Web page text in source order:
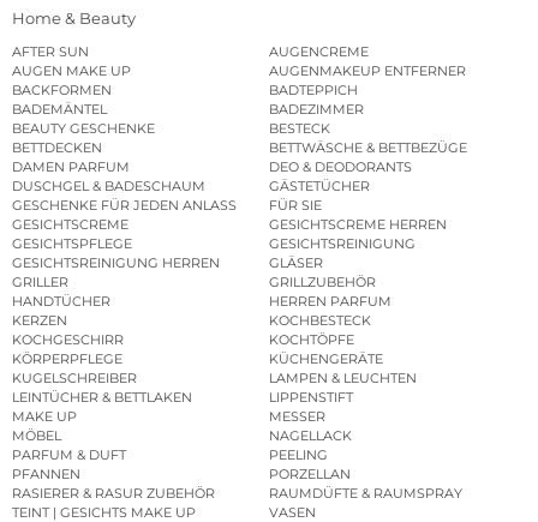
Home & Beauty
AFTER SUN
AUGENCREME
AUGEN MAKE UP
AUGENMAKEUP ENTFERNER
BACKFORMEN
BADTEPPICH
BADEMÄNTEL
BADEZIMMER
BEAUTY GESCHENKE
BESTECK
BETTDECKEN
BETTWÄSCHE & BETTBEZÜGE
DAMEN PARFUM
DEO & DEODORANTS
DUSCHGEL & BADESCHAUM
GÄSTETÜCHER
GESCHENKE FÜR JEDEN ANLASS
FÜR SIE
GESICHTSCREME
GESICHTSCREME HERREN
GESICHTSPFLEGE
GESICHTSREINIGUNG
GESICHTSREINIGUNG HERREN
GLÄSER
GRILLER
GRILLZUBEHÖR
HANDTÜCHER
HERREN PARFUM
KERZEN
KOCHBESTECK
KOCHGESCHIRR
KOCHTÖPFE
KÖRPERPFLEGE
KÜCHENGERÄTE
KUGELSCHREIBER
LAMPEN & LEUCHTEN
LEINTÜCHER & BETTLAKEN
LIPPENSTIFT
MAKE UP
MESSER
MÖBEL
NAGELLACK
PARFUM & DUFT
PEELING
PFANNEN
PORZELLAN
RASIERER & RASUR ZUBEHÖR
RAUMDÜFTE & RAUMSPRAY
TEINT | GESICHTS MAKE UP
VASEN